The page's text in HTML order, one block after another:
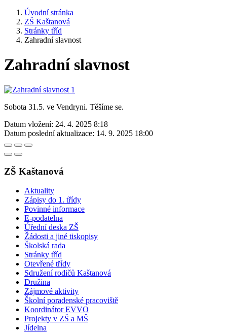
Úvodní stránka
ZŠ Kaštanová
Stránky tříd
Zahradní slavnost
Zahradní slavnost
Sobota 31.5. ve Vendryni. Těšíme se.
Datum vložení: 24. 4. 2025 8:18
Datum poslední aktualizace: 14. 9. 2025 18:00
ZŠ Kaštanová
Aktuality
Zápisy do 1. třídy
Povinné informace
E-podatelna
Úřední deska ZŠ
Žádosti a jiné tiskopisy
Školská rada
Stránky tříd
Otevřené třídy
Sdružení rodičů Kaštanová
Družina
Zájmové aktivity
Školní poradenské pracoviště
Koordinátor EVVO
Projekty v ZŠ a MŠ
Jídelna